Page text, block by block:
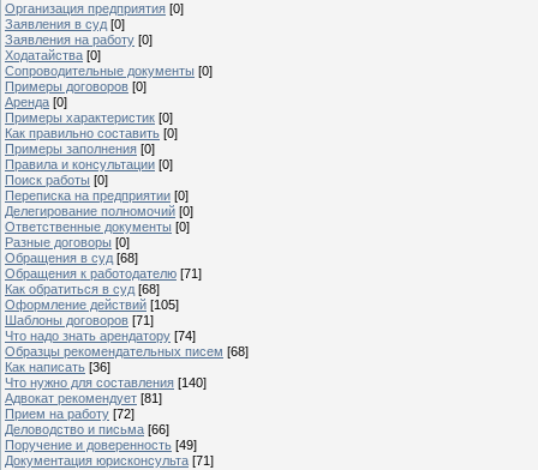
Организация предприятия [0]
Заявления в суд [0]
Заявления на работу [0]
Ходатайства [0]
Сопроводительные документы [0]
Примеры договоров [0]
Аренда [0]
Примеры характеристик [0]
Как правильно составить [0]
Примеры заполнения [0]
Правила и консультации [0]
Поиск работы [0]
Переписка на предприятии [0]
Делегирование полномочий [0]
Ответственные документы [0]
Разные договоры [0]
Обращения в суд [68]
Обращения к работодателю [71]
Как обратиться в суд [68]
Оформление действий [105]
Шаблоны договоров [71]
Что надо знать арендатору [74]
Образцы рекомендательных писем [68]
Как написать [36]
Что нужно для составления [140]
Адвокат рекомендует [81]
Прием на работу [72]
Деловодство и письма [66]
Поручение и доверенность [49]
Документация юрисконсульта [71]